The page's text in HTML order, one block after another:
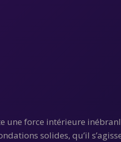
une force intérieure
solides, qu’il